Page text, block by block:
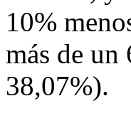
10%
más de
38,07%).